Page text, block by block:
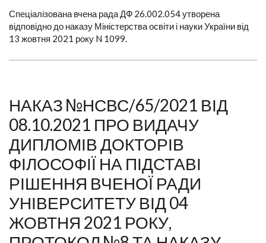
Спеціалізована вчена рада ДФ 26.002.054 утворена
відповідно до наказу Міністерства освіти і науки України від
13 жовтня 2021 року N 1099.
НАКАЗ №НСВС/65/2021 ВІД
08.10.2021 ПРО ВИДАЧУ
ДИПЛОМІВ ДОКТОРІВ
ФІЛОСОФІЇ НА ПІДСТАВІ
РІШЕННЯ ВЧЕНОЇ РАДИ
УНІВЕРСИТЕТУ ВІД 04
ЖОВТНЯ 2021 РОКУ,